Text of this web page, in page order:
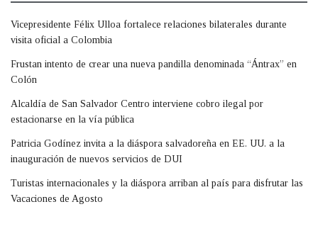
Vicepresidente Félix Ulloa fortalece relaciones bilaterales durante
visita oficial a Colombia
Frustan intento de crear una nueva pandilla denominada “Ántrax” en
Colón
Alcaldía de San Salvador Centro interviene cobro ilegal por
estacionarse en la vía pública
Patricia Godínez invita a la diáspora salvadoreña en EE. UU. a la
inauguración de nuevos servicios de DUI
Turistas internacionales y la diáspora arriban al país para disfrutar las
Vacaciones de Agosto